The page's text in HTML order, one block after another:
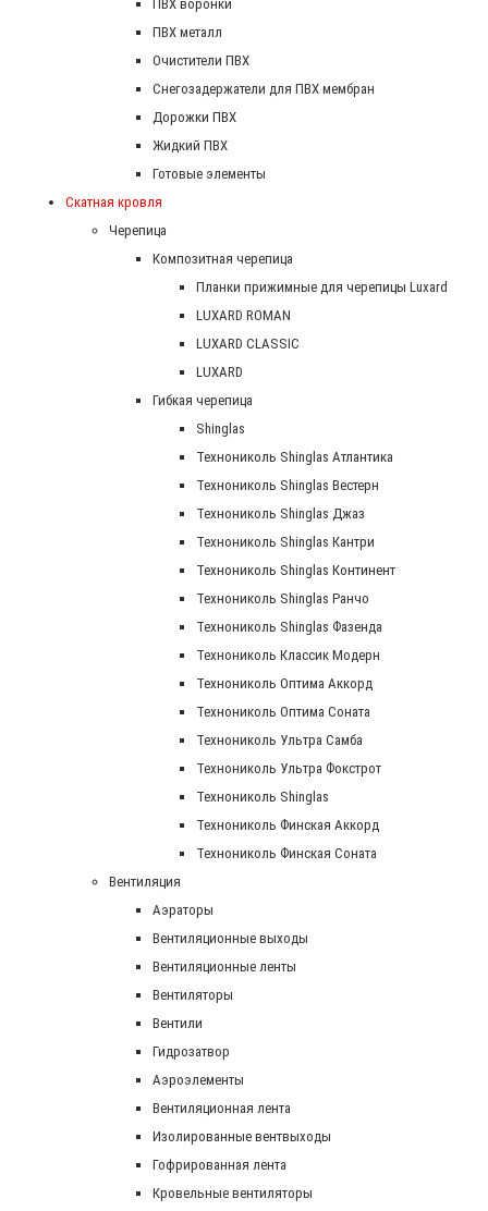
ПВХ воронки
ПВХ металл
Очистители ПВХ
Снегозадержатели для ПВХ мембран
Дорожки ПВХ
Жидкий ПВХ
Готовые элементы
Скатная кровля
Черепица
Композитная черепица
Планки прижимные для черепицы Luxard
LUXARD ROMAN
LUXARD CLASSIC
LUXARD
Гибкая черепица
Shinglas
Технониколь Shinglas Атлантика
Технониколь Shinglas Вестерн
Технониколь Shinglas Джаз
Технониколь Shinglas Кантри
Технониколь Shinglas Континент
Технониколь Shinglas Ранчо
Технониколь Shinglas Фазенда
Технониколь Классик Модерн
Технониколь Оптима Аккорд
Технониколь Оптима Соната
Технониколь Ультра Самба
Технониколь Ультра Фокстрот
Технониколь Shinglas
Технониколь Финская Аккорд
Технониколь Финская Соната
Вентиляция
Аэраторы
Вентиляционные выходы
Вентиляционные ленты
Вентиляторы
Вентили
Гидрозатвор
Аэроэлементы
Вентиляционная лента
Изолированные вентвыходы
Гофрированная лента
Кровельные вентиляторы